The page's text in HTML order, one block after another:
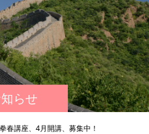
らせ
春講座、4月開講、募集中！